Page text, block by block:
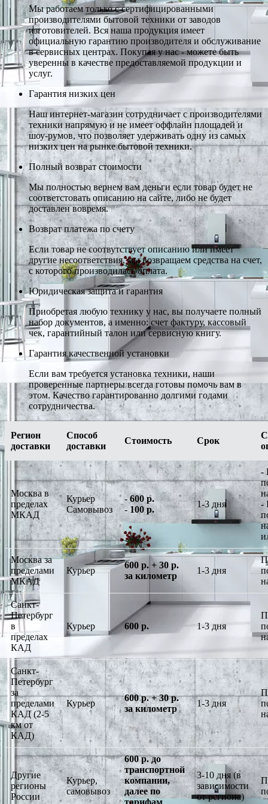
Мы работаем только с сертифицированными
производителями бытовой техники от заводов
изготовителей. Вся наша продукция имеет
официальную гарантию производителя и обслуживание
в сервисных центрах. Покупая у нас - можете быть
уверенны в качестве предоставляемой продукции и
услуг.
Гарантия низких цен
Наш интернет-магазин сотрудничает с производителями
техники напрямую и не имеет оффлайн площадей и
шоу-румов, что позволяет удерживать одну из самых
низких цен на рынке бытовой техники.
Полный возврат стоимости
Мы полностью вернем вам деньги если товар будет не
соответстовать описанию на сайте, либо не будет
доставлен вовремя.
Возврат платежа по счету
Если товар не соотвутствует описанию или имеет
другие несоответствия, мы возвращаем средства на счет,
с которого производилась оплата.
Юридическая защита и гарантия
Приобретая любую технику у нас, вы получаете полный
набор документов, а именно: счет фактуру, кассовый
чек, гарантийный талон или сервисную книгу.
Гарантия качественной установки
Если вам требуется установка техники, наши
проверенные партнеры всегда готовы помочь вам в
этом. Качество гарантированно долгими годами
сотрудничества.
Регион
доставки
Способ
доставки
Стоимость Срок
Москва в
пределах
МКАД
Курьер
Самовывоз
-600 р.
-100 р.
1-3 дня
-
-
Москва за
пределами
МКАД
Курьер
600 р. + 30 р.
за километр
1-3 дня
Санкт-
Петербург
в
пределах
КАД
Курьер 600 р. 1-3 дня
Санкт-
Петербург
за
пределами
КАД (2-5
км от
КАД)
Курьер
600 р. + 30 р.
за километр
1-3 дня
Другие
регионы
России
Курьер,
самовывоз
600 р. до
транспортной
компании,
далее по
тарифам
3-10 дня (в
зависимости
от региона)